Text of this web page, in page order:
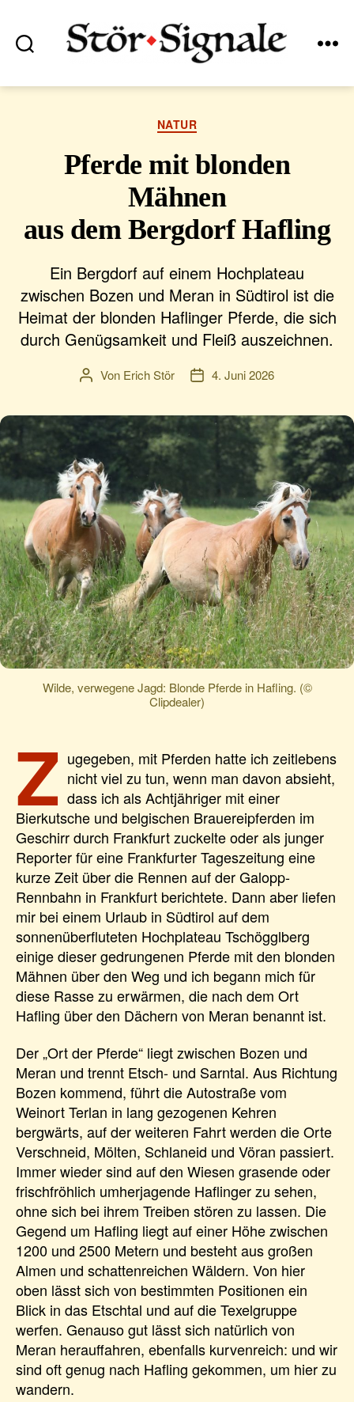
Kategorien
NATUR
Pferde mit blonden
Mähnen
aus dem Bergdorf Hafling
Ein Bergdorf auf einem Hochplateau
zwischen Bozen und Meran in Südtirol ist die
Heimat der blonden Haflinger Pferde, die sich
durch Genügsamkeit und Fleiß auszeichnen.
Beitragsautor
Von Erich Stör Veröffentlichungsdatum
4. Juni 2026
Wilde, verwegene Jagd: Blonde Pferde in Hafling. (©
Clipdealer)
Z ugegeben, mit Pferden hatte ich zeitlebens
nicht viel zu tun, wenn man davon absieht,
dass ich als Achtjähriger mit einer
Bierkutsche und belgischen Brauereipferden im
Geschirr durch Frankfurt zuckelte oder als junger
Reporter für eine Frankfurter Tageszeitung eine
kurze Zeit über die Rennen auf der Galopp-
Rennbahn in Frankfurt berichtete. Dann aber liefen
mir bei einem Urlaub in Südtirol auf dem
sonnenüberfluteten Hochplateau Tschögglberg
einige dieser gedrungenen Pferde mit den blonden
Mähnen über den Weg und ich begann mich für
diese Rasse zu erwärmen, die nach dem Ort
Hafling über den Dächern von Meran benannt ist.
Der „Ort der Pferde“ liegt zwischen Bozen und
Meran und trennt Etsch- und Sarntal. Aus Richtung
Bozen kommend, führt die Autostraße vom
Weinort Terlan in lang gezogenen Kehren
bergwärts, auf der weiteren Fahrt werden die Orte
Verschneid, Mölten, Schlaneid und Vöran passiert.
Immer wieder sind auf den Wiesen grasende oder
frischfröhlich umherjagende Haflinger zu sehen,
ohne sich bei ihrem Treiben stören zu lassen. Die
Gegend um Hafling liegt auf einer Höhe zwischen
1200 und 2500 Metern und besteht aus großen
Almen und schattenreichen Wäldern. Von hier
oben lässt sich von bestimmten Positionen ein
Blick in das Etschtal und auf die Texelgruppe
werfen. Genauso gut lässt sich natürlich von
Meran herauffahren, ebenfalls kurvenreich: und wir
sind oft genug nach Hafling gekommen, um hier zu
wandern.